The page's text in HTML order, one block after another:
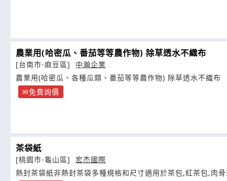
農業用(哈密瓜、番茄等等農作物) 除草透水不織布
[台南市-麻豆區]
中瀚企業
農業用(哈密瓜、各種瓜類、番茄等等農作物) 除草透水不織布
免費詢價
茶袋紙
[桃園市-龜山區]
宏杰國際
熱封茶袋紙非熱封茶袋多種規格和尺寸適用於茶包,紅茶包,肉